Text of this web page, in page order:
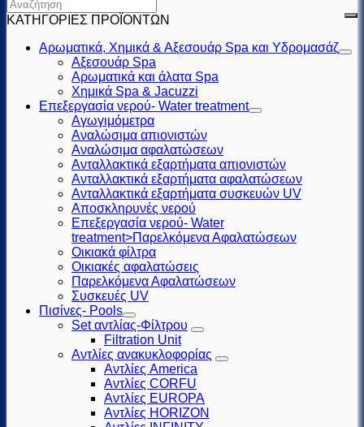
ΚΑΤΗΓΟΡΙΕΣ ΠΡΟΪΟΝΤΩΝ
Αρωματικά, Χημικά & Αξεσουάρ Spa και Υδρομασάζ
Αξεσουάρ Spa
Αρωματικά και άλατα Spa
Χημικά Spa & Jacuzzi
Επεξεργασία νερού- Water treatment
Αγωγιμόμετρα
Αναλώσιμα απιονιστών
Αναλώσιμα αφαλατώσεων
Ανταλλακτικά εξαρτήματα απιονιστών
Ανταλλακτικά εξαρτήματα αφαλατώσεων
Ανταλλακτικά εξαρτήματα συσκευών UV
Αποσκληρυνές νερού
Επεξεργασία νερού- Water
treatment>Παρελκόμενα Αφαλατώσεων
Οικιακά φίλτρα
Οικιακές αφαλατώσεις
Παρελκόμενα Αφαλατώσεων
Συσκευές UV
Πισίνες- Pools
Set αντλίας-Φίλτρου
Filtration Unit
Αντλίες ανακυκλοφορίας
Αντλίες America
Αντλίες CORFU
Αντλίες EUROPA
Αντλίες HORIZON